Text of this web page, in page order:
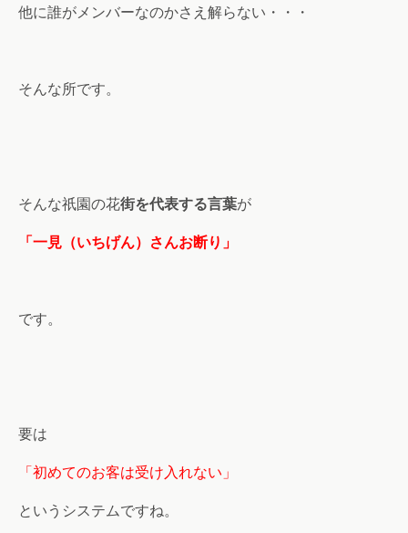
他に誰がメンバーなのかさえ解らない・・・
そんな所です。
そんな祇園の花街を代表する言葉が
「一見（いちげん）さんお断り」
です。
要は
「初めてのお客は受け入れない」
というシステムですね。